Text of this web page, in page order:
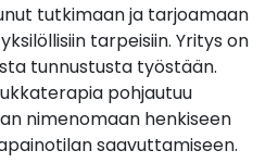
tutkimaan ja tarjoamaan
tarpeisiin. Yritys on
tunnustusta työstään.
pohjautuu
nimenomaan henkiseen
saavuttamiseen.